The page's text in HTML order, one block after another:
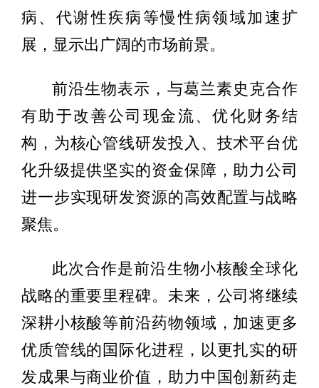
病、代谢性疾病等慢性病领域加速扩
展，显示出广阔的市场前景。
前沿生物表示，与葛兰素史克合作
有助于改善公司现金流、优化财务结
构，为核心管线研发投入、技术平台优
化升级提供坚实的资金保障，助力公司
进一步实现研发资源的高效配置与战略
聚焦。
此次合作是前沿生物小核酸全球化
战略的重要里程碑。未来，公司将继续
深耕小核酸等前沿药物领域，加速更多
优质管线的国际化进程，以更扎实的研
发成果与商业价值，助力中国创新药走